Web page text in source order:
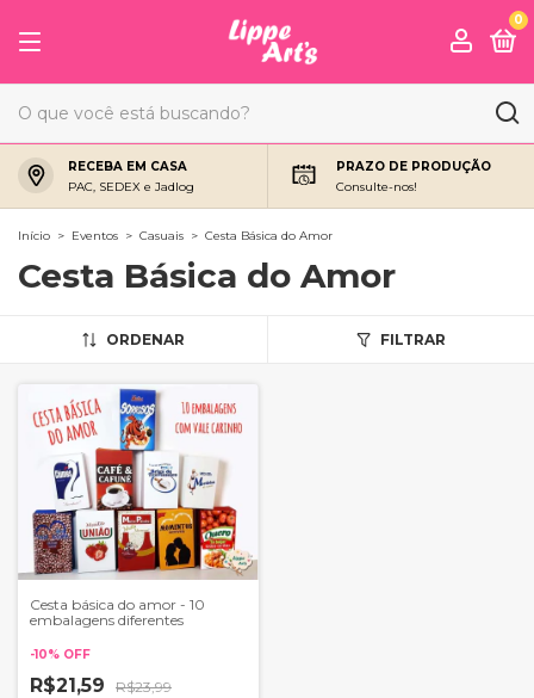
0
RECEBA EM CASA
PAC, SEDEX e Jadlog
PRAZO DE PRODUÇÃO
Consulte-nos!
Início > Eventos > Casuais > Cesta Básica do Amor
Cesta Básica do Amor
ORDENAR FILTRAR
Cesta básica do amor - 10
embalagens diferentes
-10% OFF
R$21,59 R$23,99